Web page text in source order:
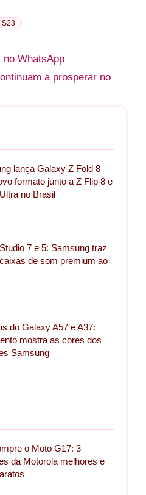
S23
WhatsApp
a prosperar no
lança Galaxy Z Fold 8
formato junto a Z Flip 8 e
no Brasil
7 e 5: Samsung traz
de som premium ao
do Galaxy A57 e A37:
mostra as cores dos
Samsung
o Moto G17: 3
da Motorola melhores e